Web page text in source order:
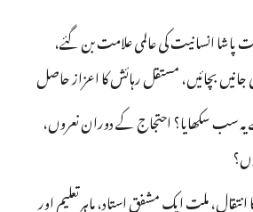
انسانیت کی عالمی علامت بن گئے،
جانیں بچائیں، مستقل رہائش کا اعزاز حاصل
سکھایا؟ احتجاج کے دوران نعروں،
انتقال، ملت ایک مشفق استاد، ماہرِتعلیم اور